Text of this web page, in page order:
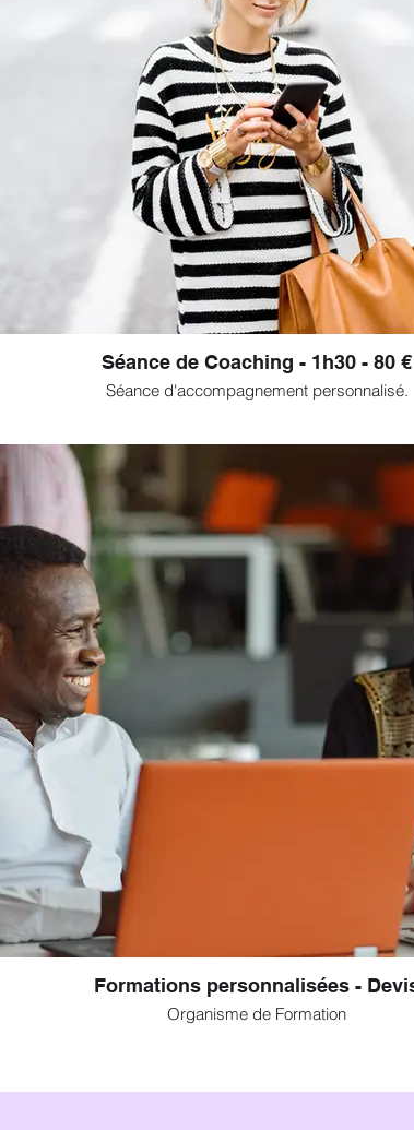
Séance de Coaching - 1h30 - 80 €
Séance d'accompagnement personnalisé.
Formations personnalisées -
Organisme de Formation